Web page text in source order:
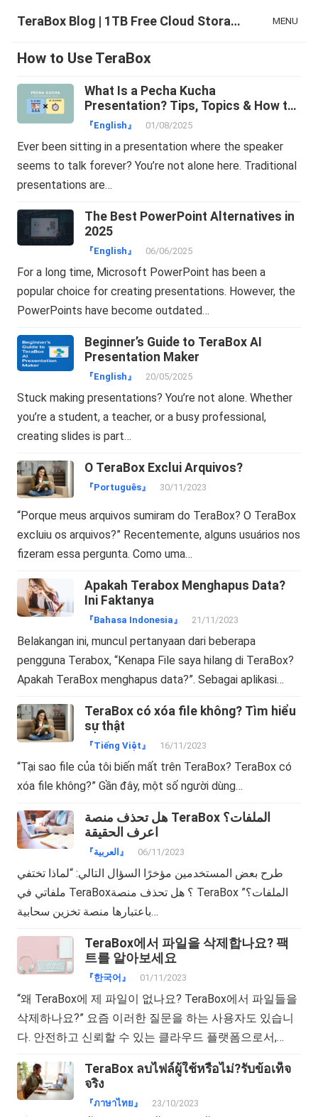
TeraBox Blog | 1TB Free Cloud Storage & All-in-One AI Space MENU
How to Use TeraBox
What Is a Pecha Kucha
Presentation? Tips, Topics & How to
Make One Easily
『English』 01/08/2025
Ever been sitting in a presentation where the speaker
seems to talk forever? You’re not alone here. Traditional
presentations are…
The Best PowerPoint Alternatives in
2025
『English』 06/06/2025
For a long time, Microsoft PowerPoint has been a
popular choice for creating presentations. However, the
PowerPoints have become outdated…
Beginner’s Guide to TeraBox AI
Presentation Maker
『English』 20/05/2025
Stuck making presentations? You’re not alone. Whether
you’re a student, a teacher, or a busy professional,
creating slides is part…
O TeraBox Exclui Arquivos?
『Português』 30/11/2023
“Porque meus arquivos sumiram do TeraBox? O TeraBox
excluiu os arquivos?” Recentemente, alguns usuários nos
fizeram essa pergunta. Como uma…
Apakah Terabox Menghapus Data?
Ini Faktanya
『Bahasa Indonesia』 21/11/2023
Belakangan ini, muncul pertanyaan dari beberapa
pengguna Terabox, “Kenapa File saya hilang di TeraBox?
Apakah TeraBox menghapus data?”. Sebagai aplikasi…
TeraBox có xóa file không? Tìm hiểu
sự thật
『Tiếng Việt』 16/11/2023
“Tại sao file của tôi biến mất trên TeraBox? TeraBox có
xóa file không?” Gần đây, một số người dùng…
هل تحذف منصة TeraBox الملفات؟
اعرف الحقيقة
『العربية』 06/11/2023
طرح بعض المستخدمين مؤخرًا السؤال التالي: “لماذا تختفي
ملفاتي في TeraBox؟ هل تحذف منصة TeraBox الملفات؟”
باعتبارها منصة تخزين سحابية…
TeraBox에서 파일을 삭제합나요? 팩
트를 알아보세요
『한국어』 01/11/2023
“왜 TeraBox에 제 파일이 없나요? TeraBox에서 파일들을
삭제하나요?” 요즘 이러한 질문을 하는 사용자도 있습니
다. 안전하고 신뢰할 수 있는 클라우드 플랫폼으로서,…
TeraBox ลบไฟล์ผู้ใช้หรือไม่?รับข้อเท็จ
จริง
『ภาษาไทย』 23/10/2023